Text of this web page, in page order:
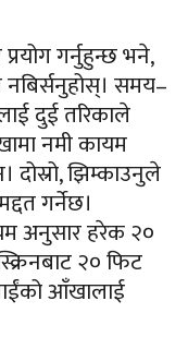
गर्नुहुन्छ भने,
समय–
दुई तरिकाले
नमी कायम
झिम्काउनुले
गर्नेछ।
अनुसार हरेक २०
२० फिट
आँखालाई